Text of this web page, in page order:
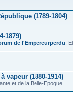
(1789-1804)
1879)
de l'Empereurperdu .
vapeur (1880-1914)
et de la Belle-Epoque.